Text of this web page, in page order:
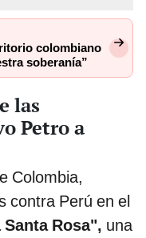
colombiano
soberanía”
las
Petro a
Colombia,
contra Perú en el
Rosa", una